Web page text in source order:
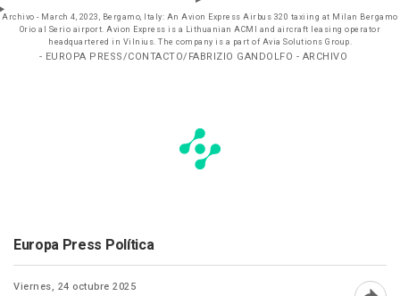
Archivo - March 4, 2023, Bergamo, Italy: An Avion Express Airbus 320 taxiing at Milan Bergamo
Orio al Serio airport. Avion Express is a Lithuanian ACMI and aircraft leasing operator
headquartered in Vilnius. The company is a part of Avia Solutions Group.
- EUROPA PRESS/CONTACTO/FABRIZIO GANDOLFO - ARCHIVO
Europa Press Política
Viernes, 24 octubre 2025